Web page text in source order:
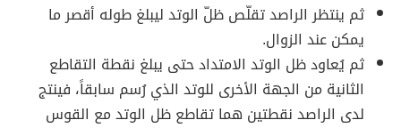
ثم ينتظر الراصد تقلّص ظلّ الوتد ليبلغ طوله أقصر ما
يمكن عند الزوال.
ثم يُعاود ظل الوتد الامتداد حتى يبلغ نقطة التقاطع
الثانية من الجهة الأخرى للوتد الذي رُسم سابقاً، فينتج
لدى الراصد نقطتين هما تقاطع ظل الوتد مع القوس